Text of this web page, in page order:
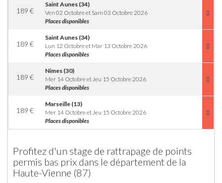
189 €
Saint Aunes (34)
Ven 02 Octobre et Sam 03 Octobre 2026
Places disponibles
189 €
Saint Aunes (34)
Lun 12 Octobre et Mar 13 Octobre 2026
Places disponibles
189 €
Nimes (30)
Mer 14 Octobre et Jeu 15 Octobre 2026
Places disponibles
189 €
Marseille (13)
Mer 14 Octobre et Jeu 15 Octobre 2026
Places disponibles
Profitez d'un stage de rattrapage de points
permis bas prix dans le département de la
Haute-Vienne (87)